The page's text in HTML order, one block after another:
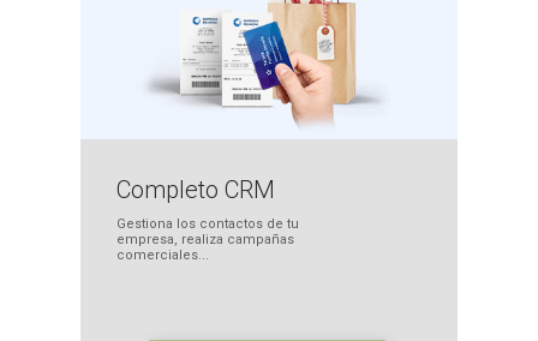
CompletoCRM
Gestiona los contactos de tu
empresa, realiza campañas
comerciales...